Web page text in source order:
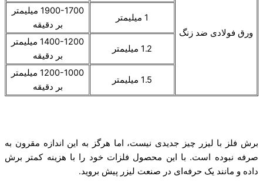
ورق فولادی ضد زنگ
1 میلیمتر
1900-1700 میلیمتر
بر دقیقه
1.2 میلیمتر
1400-1200 میلیمتر
بر دقیقه
1.5 میلیمتر
1200-1000 میلیمتر
بر دقیقه
برش فلز با لیزر چیز جدیدی نیست، اما هرگز به این اندازه مقرون به
صرفه نبوده است. با این محصول فلزات خود را با هزینه کمتر برش
داده و مانند یک حرفه‌ای در صنعت لیزر پیش بروید.